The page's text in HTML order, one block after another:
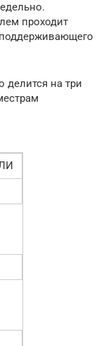
проходит
делится на три